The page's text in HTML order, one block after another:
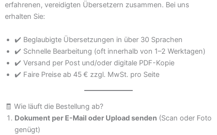
erfahrenen, vereidigten Übersetzern zusammen. Bei uns
erhalten Sie:
✔️ Beglaubigte Übersetzungen in über 30 Sprachen
✔️ Schnelle Bearbeitung (oft innerhalb von 1–2 Werktagen)
✔️ Versand per Post und/oder digitale PDF-Kopie
✔️ Faire Preise ab 45 € zzgl. MwSt. pro Seite
🧾 Wie läuft die Bestellung ab?
Dokument per E-Mail oder Upload senden (Scan oder Foto
genügt)